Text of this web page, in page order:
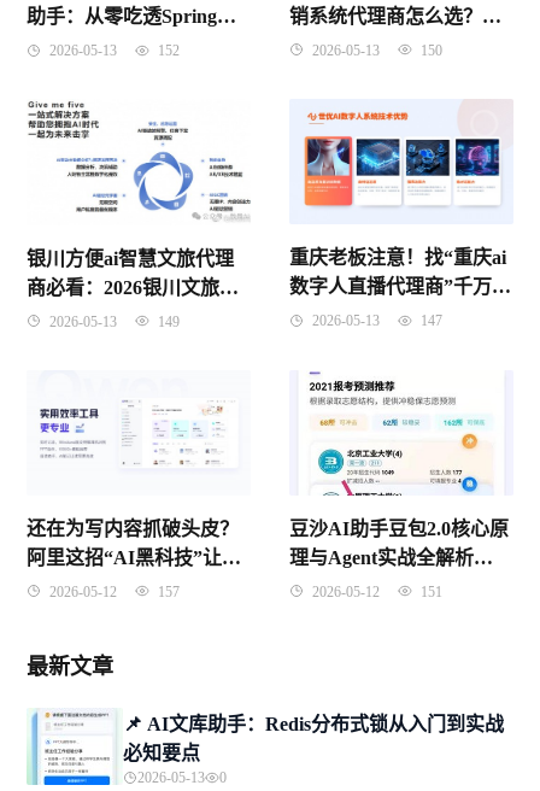
助手：从零吃透Spring
IoC控制反转，理解原理
2026-05-13 152
销系统代理商怎么选？别
再被“假智能”割韭菜了！
2026-05-13 150
银川方便ai智慧文旅代理
商必看：2026银川文旅数
字化红利到底怎么抓？
2026-05-13 149
重庆老板注意！找“重庆ai
数字人直播代理商”千万别
只看价格，这3个坑踩了要
2026-05-13 147
还在为写内容抓破头皮？
阿里这招“AI黑科技”让无
数打工人惊掉了下巴
2026-05-12 157
豆沙AI助手豆包2.0核心原
理与Agent实战全解析
（2026年4月版）
2026-05-12 151
最新文章
📌 ​AI文库助手：Redis分布式锁从入门到实战
必知要点
2026-05-13 0